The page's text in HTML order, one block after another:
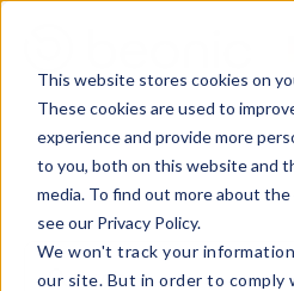
This website stores cookies on
These cookies are used to
experience and provide more
to you, both on this website and
media. To find out more about the
see our Privacy Policy.
We won't track your
our site. But in order to comply